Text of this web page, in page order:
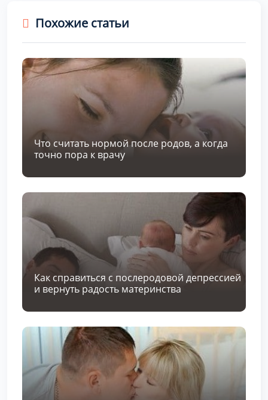
Похожие статьи
Что считать нормой после родов, а когда
точно пора к врачу
Как справиться с послеродовой депрессией
и вернуть радость материнства